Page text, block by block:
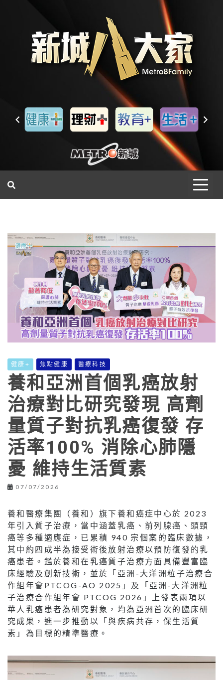
健康+ 焦點健康 醫療科技
養和亞洲首個乳癌放射
治療對比研究發現 高劑
量質子對抗乳癌復發 存
活率100% 消除心肺隱
憂 維持生活質素
07/07/2026
養和醫療集團（養和）旗下養和癌症中心於 2023
年引入質子治療，當中涵蓋乳癌、前列腺癌、頭頸
癌等多種適應症，已累積 940 宗個案的臨床數據，
其中約四成半為接受術後放射治療以預防復發的乳
癌患者。鑑於養和在乳癌質子治療方面具備豐富臨
床經驗及創新技術，並於「亞洲-大洋洲粒子治療合
作組年會PTCOG-AO 2025」及「亞洲-大洋洲粒
子治療合作組年會 PTCOG 2026」上發表兩項以
華人乳癌患者為研究對象，均為亞洲首次的臨床研
究成果，進一步推動以「與疾病共存，保生活質
素」為目標的精準醫療。